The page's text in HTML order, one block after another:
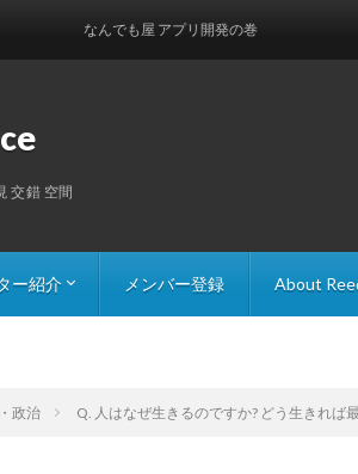
交錯 空間
ー紹介 メンバー登録 About
なんでも屋 アプリ開発の巻
政治 Q. 人はなぜ生きるのですか? どう生きれば